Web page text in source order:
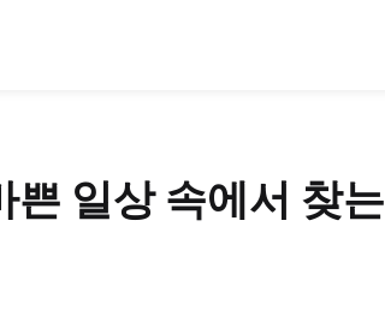
쁜 일상 속에서 찾는